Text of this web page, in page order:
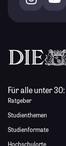
Für alle unter 30:
Ratgeber
Studienthemen
Studienformate
Hochschulorte